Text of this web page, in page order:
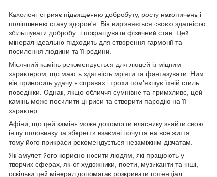
Кахолонг сприяє підвищенню добробуту, росту накопичень і
поліпшенню стану здоров'я. Він вирізняється своєю здатністю
збільшувати добробут і покращувати фізичний стан. Цей
мінерал ідеально підходить для створення гармонії та
посилення людини та її родини.
Місячний камінь рекомендується для людей із міцним
характером, що мають здатність мріяти та фантазувати. Ним
він приносить удачу в справах і трохи пом'якшує їхній стиль
поведінки. Однак, якщо обличчя сумнівне та примхливе, цей
камінь може посилити ці риси та створити пародію на її
характер.
Афіни, що цей камінь може допомогти власнику знайти свою
іншу половинку та зберегти взаємні почуття на все життя,
тому його прикраси рекомендується незаміжнім дівчатам.
Як амулет його корисно носити людям, які працюють у
творчих сферах, як-от художники, поети, музиканти та інші,
оскільки цей мінерал допомагає розкривати потенціал